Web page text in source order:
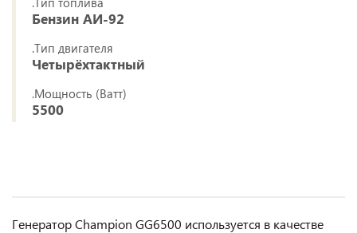
Бензин АИ-92
.Тип двигателя
Четырёхтактный
.Мощность (Ватт)
5500
Генератор Champion GG6500 используется в качестве